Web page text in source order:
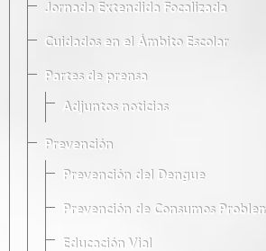
Jornada Extendida Focalizada
Cuidados en el Ámbito Escolar
Partes de prensa
Adjuntos noticias
Prevención
Prevención del Dengue
Prevención de Consumos
Educación Vial